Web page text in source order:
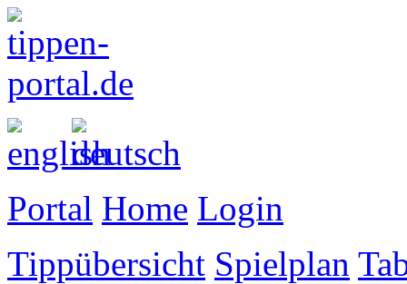
Portal Home Login
Tippübersicht Spielplan